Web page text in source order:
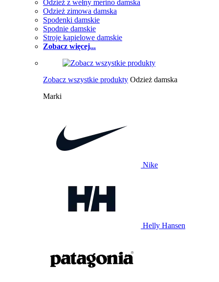
Odzież z wełny merino damska
Odzież zimowa damska
Spodenki damskie
Spodnie damskie
Stroje kąpielowe damskie
Zobacz więcej...
Zobacz wszystkie produkty Odzież damska
Marki
Nike
Helly Hansen